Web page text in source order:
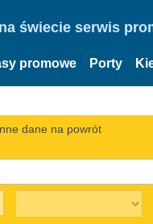
świecie serwis
promowe Porty
dane na powrót